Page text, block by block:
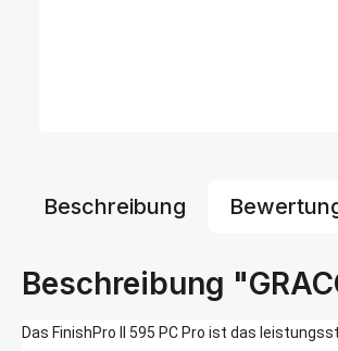
Beschreibung
Beschreibung
Das FinishPro II 595 PC Pro ist das